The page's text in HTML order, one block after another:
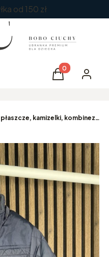
od 150 zł
Produkty w
Koszyk
Kurtki, płaszcze, kamizelki, kombinezony zimowe